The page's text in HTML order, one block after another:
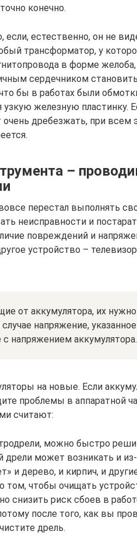
конечно.
естественно, он не
трансформатор, у
в форме желоба,
сердечником
бы в работах были
железную пластинку.
очень дребезжать, при всем
–
перестал выполнять
неисправности и
повреждений и
устройство –
от аккумулятора, их нужно
напряжение,
напряжением аккумулятора.
на новые. Если
проблемы в аппаратной
считают:
можно быстро
дрели может возникать и
и дерево, и кирпич, и
том, чтобы очищать
снизить риск сбоев в
после того, как вы
дрель.